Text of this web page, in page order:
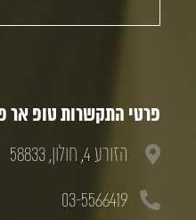
פרטי התקשרות טופ אר
הזורע 4, חולון, 58833
03-5566419